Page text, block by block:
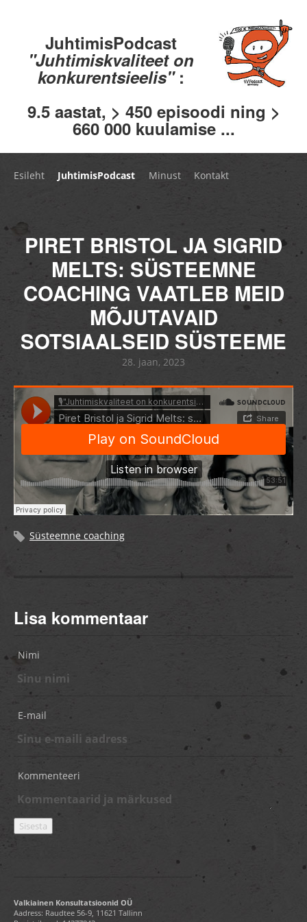
JuhtimisPodcast
"Juhtimiskvaliteet on
konkurentsieelis" :
9.5 aastat, > 450 episoodi ning >
660 000 kuulamise ...
Esileht JuhtimisPodcast Minust Kontakt
PIRET BRISTOL JA SIGRID
MELTS: SÜSTEEMNE
COACHING VAATLEB MEID
MÕJUTAVAID
SOTSIAALSEID SÜSTEEME
28. jaan, 2023
Süsteemne coaching
Lisa kommentaar
Nimi
E-mail
Kommenteeri
Valkiainen Konsultatsioonid OÜ
Aadress: Raudtee 56-9, 11621 Tallinn